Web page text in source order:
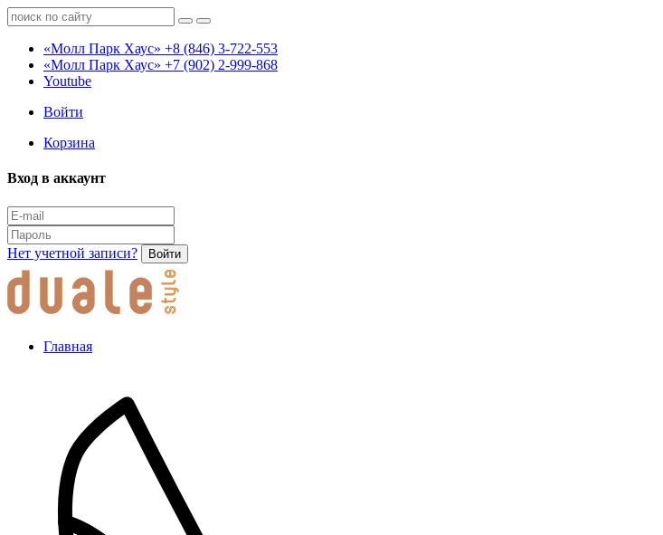
«Молл Парк Хаус» +8 (846) 3-722-553
«Молл Парк Хаус» +7 (902) 2-999-868
Youtube
Войти
Корзина
Вход в аккаунт
Нет учетной записи? Войти
Главная